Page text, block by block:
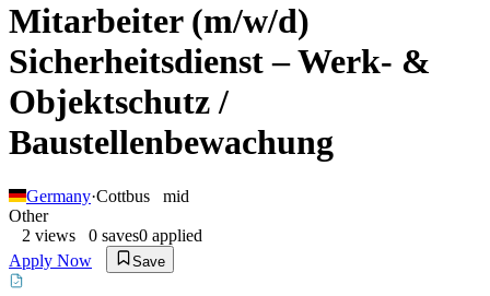
Mitarbeiter (m/w/d)
Sicherheitsdienst – Werk- &
Objektschutz /
Baustellenbewachung
Germany·Cottbus
mid
Other
2 views 0 saves0 applied
Apply Now
Save